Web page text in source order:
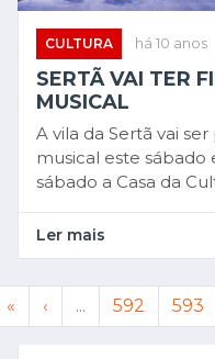
CULTURA há 10 anos
SERTÃ VAI TER
MUSICAL
A vila da Sertã vai
musical este sábado
sábado a Casa da
Ler mais
« ‹ ... 592 593